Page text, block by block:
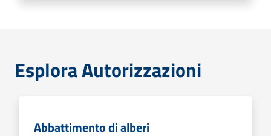
Esplora Autorizzazioni
Abbattimento di alberi